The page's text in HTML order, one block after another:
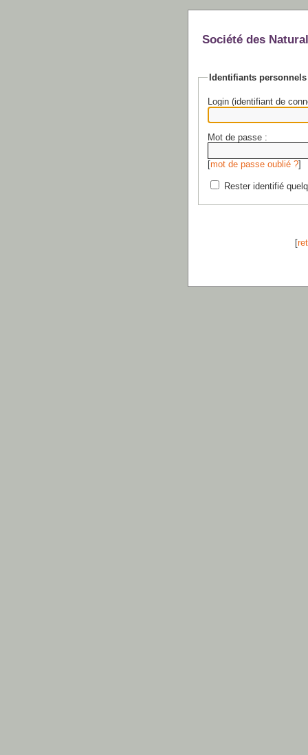
Société des
Identifiants personnels
Login (identifiant de
Mot de passe :
[mot de passe oublié ?]
Rester identifié
[